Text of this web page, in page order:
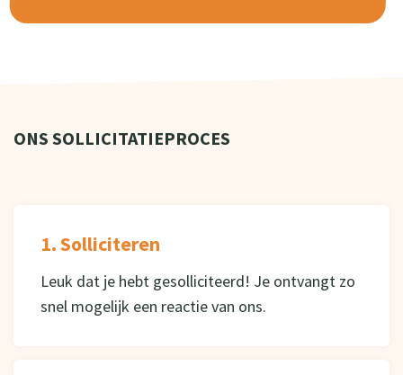
ONS SOLLICITATIEPROCES
1. Solliciteren
Leuk dat je hebt gesolliciteerd! Je ontvangt zo
snel mogelijk een reactie van ons.